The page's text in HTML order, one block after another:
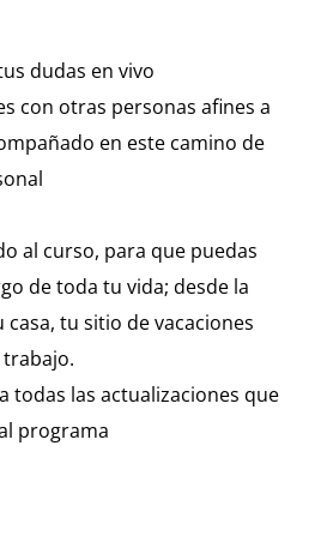
dudas en vivo
con otras personas afines a
en este camino de
al curso, para que puedas
de toda tu vida; desde la
tu sitio de vacaciones
todas las actualizaciones que
programa